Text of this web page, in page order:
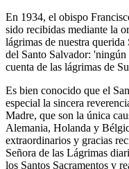
En 1934, el obispo
sido recibidas mediante la
lágrimas de nuestra
del Santo Salvador:
cuenta de las lágrimas de
Es bien conocido que el
especial la sincera
Madre, que son la única
Alemania, Holanda y
extraordinarios y gracias
Señora de las Lágrimas
los Santos Sacramentos y